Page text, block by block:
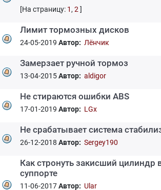
[На страницу: 1 , 2 ]
Лимит тормозных дисков
24-05-2019 Автор: Лёнчик
Замерзает ручной тормоз
13-04-2015Автор: aldigor
Не стираются ошибки ABS
17-01-2019 Автор: LGx
Не срабатывает система
26-12-2018 Автор: Sergey190
Как стронуть закисший цилиндр
суппорте
11-06-2017Автор: Ular